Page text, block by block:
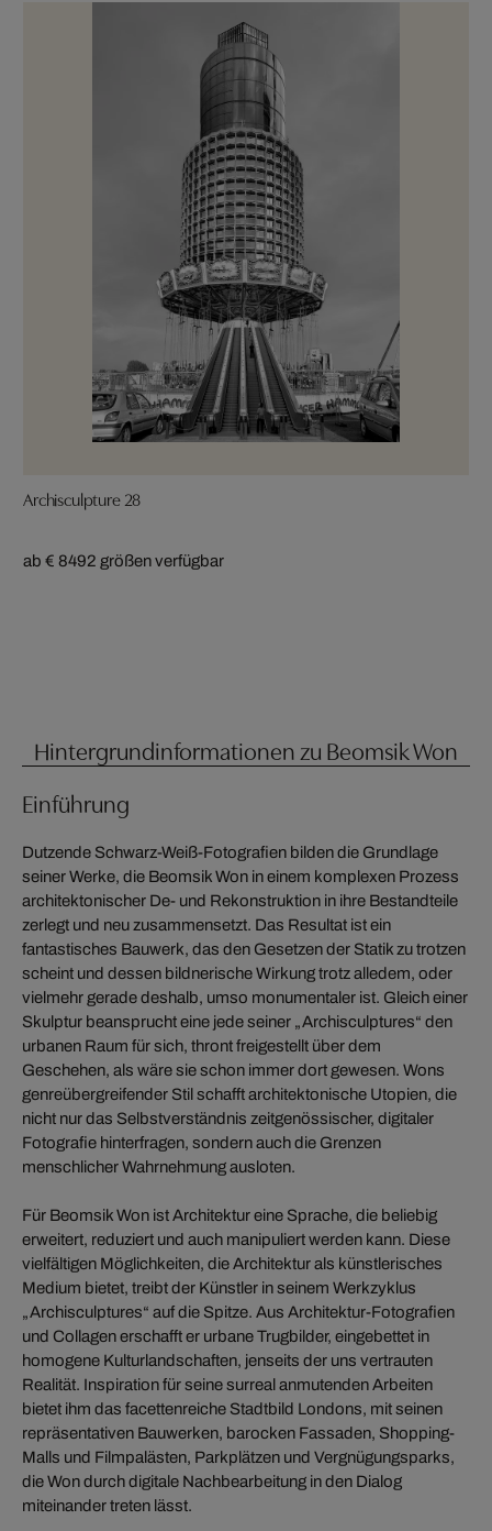
Archisculpture 28
ab € 8492 größen verfügbar
Hintergrundinformationen zu Beomsik Won
Einführung
Dutzende Schwarz-Weiß-Fotografien bilden die Grundlage
seiner Werke, die Beomsik Won in einem komplexen Prozess
architektonischer De- und Rekonstruktion in ihre Bestandteile
zerlegt und neu zusammensetzt. Das Resultat ist ein
fantastisches Bauwerk, das den Gesetzen der Statik zu trotzen
scheint und dessen bildnerische Wirkung trotz alledem, oder
vielmehr gerade deshalb, umso monumentaler ist. Gleich einer
Skulptur beansprucht eine jede seiner „Archisculptures“ den
urbanen Raum für sich, thront freigestellt über dem
Geschehen, als wäre sie schon immer dort gewesen. Wons
genreübergreifender Stil schafft architektonische Utopien, die
nicht nur das Selbstverständnis zeitgenössischer, digitaler
Fotografie hinterfragen, sondern auch die Grenzen
menschlicher Wahrnehmung ausloten.
Für Beomsik Won ist Architektur eine Sprache, die beliebig
erweitert, reduziert und auch manipuliert werden kann. Diese
vielfältigen Möglichkeiten, die Architektur als künstlerisches
Medium bietet, treibt der Künstler in seinem Werkzyklus
„Archisculptures“ auf die Spitze. Aus Architektur-Fotografien
und Collagen erschafft er urbane Trugbilder, eingebettet in
homogene Kulturlandschaften, jenseits der uns vertrauten
Realität. Inspiration für seine surreal anmutenden Arbeiten
bietet ihm das facettenreiche Stadtbild Londons, mit seinen
repräsentativen Bauwerken, barocken Fassaden, Shopping-
Malls und Filmpalästen, Parkplätzen und Vergnügungsparks,
die Won durch digitale Nachbearbeitung in den Dialog
miteinander treten lässt.